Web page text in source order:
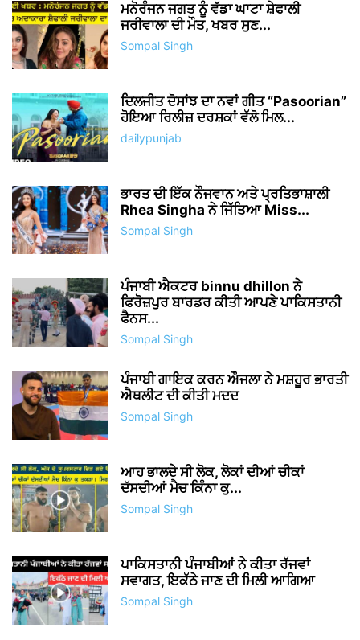
ਮਨੋਰੰਜਨ ਜਗਤ ਨੂੰ ਵੱਡਾ ਘਾਟਾ ਸ਼ੇਫਾਲੀ
ਜਰੀਵਾਲਾ ਦੀ ਮੌਤ, ਖਬਰ ਸੁਣ...
Sompal Singh
ਦਿਲਜੀਤ ਦੋਸਾਂਝ ਦਾ ਨਵਾਂ ਗੀਤ “Pasoorian”
ਹੋਇਆ ਰਿਲੀਜ਼ ਦਰਸ਼ਕਾਂ ਵੱਲੋ ਮਿਲ...
dailypunjab
ਭਾਰਤ ਦੀ ਇੱਕ ਨੌਜਵਾਨ ਅਤੇ ਪ੍ਰਤਿਭਾਸ਼ਾਲੀ
Rhea Singha ਨੇ ਜਿੱਤਿਆ Miss...
Sompal Singh
ਪੰਜਾਬੀ ਐਕਟਰ binnu dhillon ਨੇ
ਫਿਰੋਜ਼ਪੁਰ ਬਾਰਡਰ ਕੀਤੀ ਆਪਣੇ ਪਾਕਿਸਤਾਨੀ
ਫੈਨਸ...
Sompal Singh
ਪੰਜਾਬੀ ਗਾਇਕ ਕਰਨ ਔਜਲਾ ਨੇ ਮਸ਼ਹੂਰ ਭਾਰਤੀ
ਐਥਲੀਟ ਦੀ ਕੀਤੀ ਮਦਦ
Sompal Singh
ਆਹ ਭਾਲਦੇ ਸੀ ਲੋਕ, ਲੋਕਾਂ ਦੀਆਂ ਚੀਕਾਂ
ਦੱਸਦੀਆਂ ਮੈਚ ਕਿੰਨਾ ਕੁ...
Sompal Singh
ਪਾਕਿਸਤਾਨੀ ਪੰਜਾਬੀਆਂ ਨੇ ਕੀਤਾ ਰੱਜਵਾਂ
ਸਵਾਗਤ, ਇਕੱਠੇ ਜਾਣ ਦੀ ਮਿਲੀ ਆਗਿਆ
Sompal Singh